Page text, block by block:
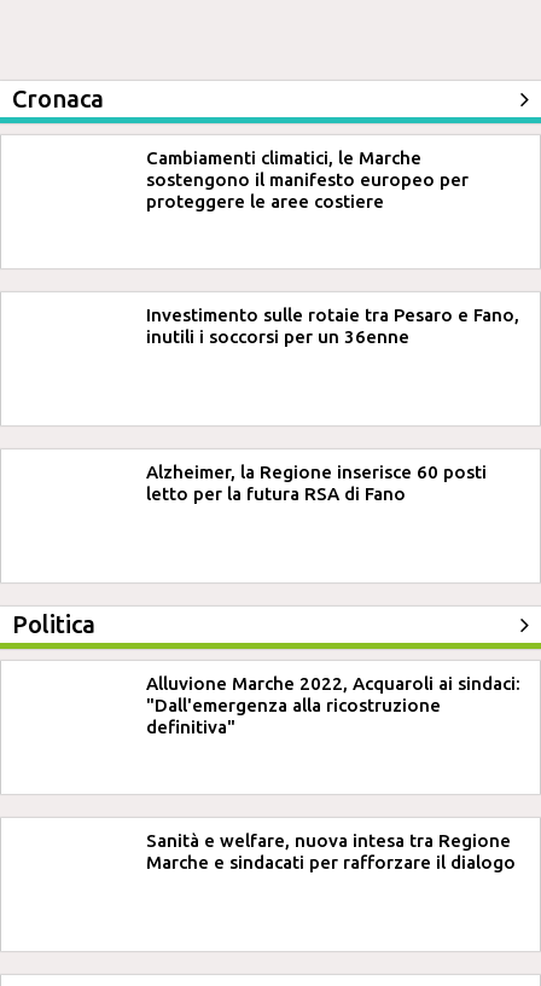
Cronaca
Cambiamenti climatici, le Marche
sostengono il manifesto europeo per
proteggere le aree costiere
Investimento sulle rotaie tra Pesaro e Fano,
inutili i soccorsi per un 36enne
Alzheimer, la Regione inserisce 60 posti
letto per la futura RSA di Fano
Politica
Alluvione Marche 2022, Acquaroli ai sindaci:
"Dall'emergenza alla ricostruzione
definitiva"
Sanità e welfare, nuova intesa tra Regione
Marche e sindacati per rafforzare il dialogo